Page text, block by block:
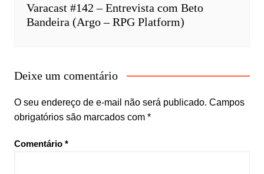
Varacast #142 – Entrevista com Beto
Bandeira (Argo – RPG Platform)
Deixe um comentário
O seu endereço de e-mail não será publicado. Campos
obrigatórios são marcados com *
Comentário *